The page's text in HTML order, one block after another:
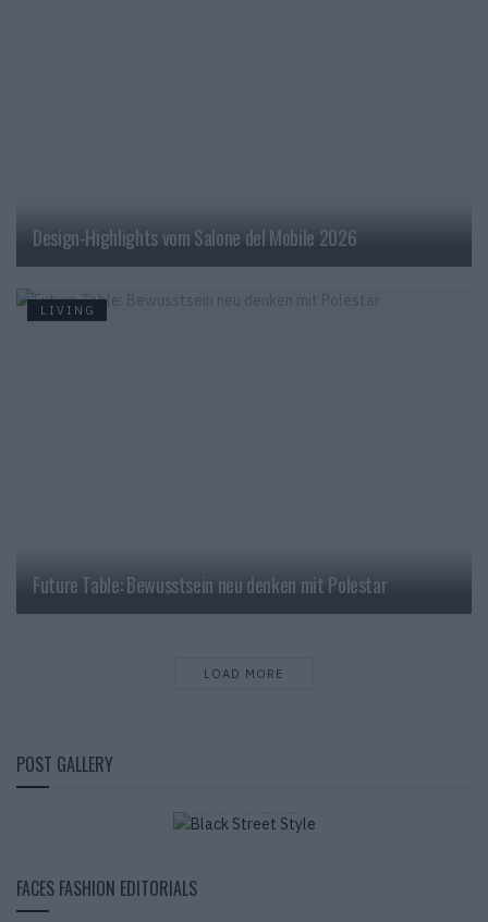
Design-Highlights vom Salone del Mobile 2026
LIVING
Future Table: Bewusstsein neu denken mit Polestar
LOAD MORE
POST GALLERY
FACES FASHION EDITORIALS